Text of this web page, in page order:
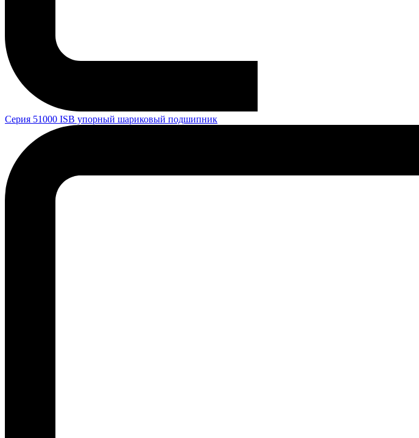
Серия 51000 ISB упорный шариковый подшипник